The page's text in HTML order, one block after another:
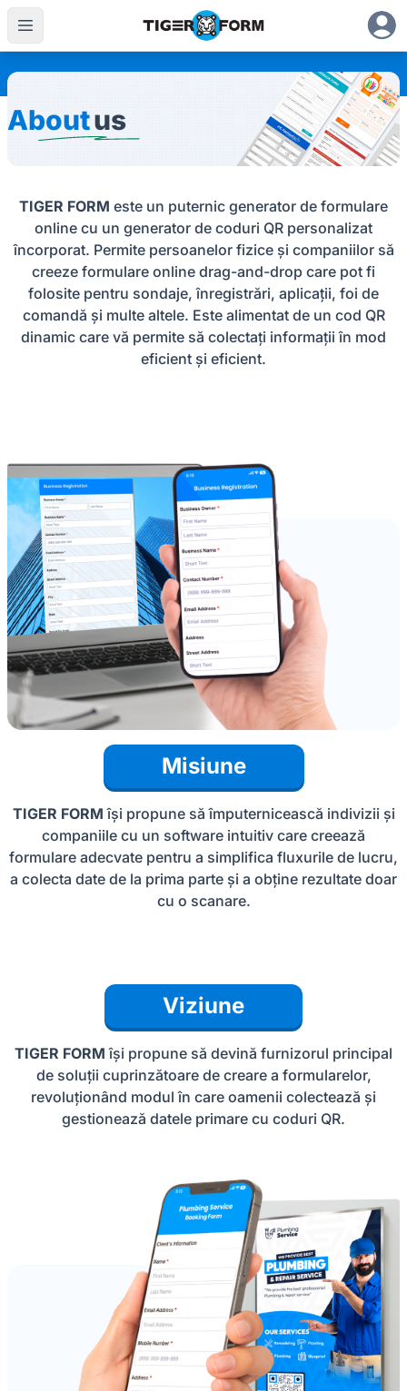
Aboutus
TIGER FORM este un puternic generator de formulare
online cu un generator de coduri QR personalizat
încorporat. Permite persoanelor fizice și companiilor să
creeze formulare online drag-and-drop care pot fi
folosite pentru sondaje, înregistrări, aplicații, foi de
comandă și multe altele. Este alimentat de un cod QR
dinamic care vă permite să colectați informații în mod
eficient și eficient.
Misiune
TIGER FORM își propune să împuternicească indivizii și
companiile cu un software intuitiv care creează
formulare adecvate pentru a simplifica fluxurile de lucru,
a colecta date de la prima parte și a obține rezultate doar
cu o scanare.
Viziune
TIGER FORM își propune să devină furnizorul principal
de soluții cuprinzătoare de creare a formularelor,
revoluționând modul în care oamenii colectează și
gestionează datele primare cu coduri QR.